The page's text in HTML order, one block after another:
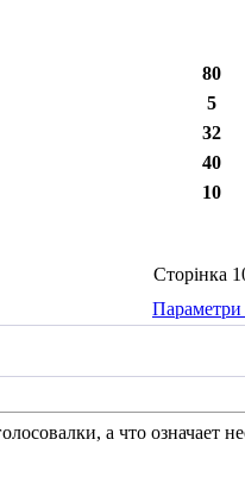
80
5
32
40
10
Сторінка
Параметри
а что означает